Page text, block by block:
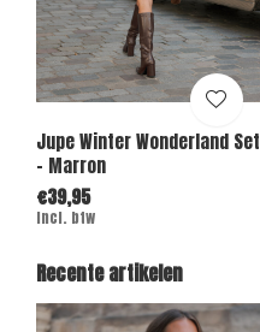
Jupe Winter Wonderland Set
- Marron
€39,95
Incl. btw
Recente artikelen